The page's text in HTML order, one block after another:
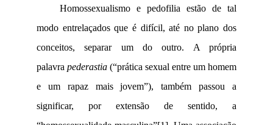
Homossexualismo e pedofilia estão de tal
modo entrelaçados que é difícil, até no plano dos
conceitos, separar um do outro. A própria
palavra pederastia (“prática sexual entre um homem
e um rapaz mais jovem”), também passou a
significar, por extensão de sentido, a